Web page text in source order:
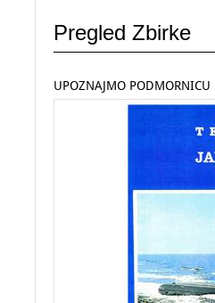
Pregled Zbirke
UPOZNAJMO PODMORNICU